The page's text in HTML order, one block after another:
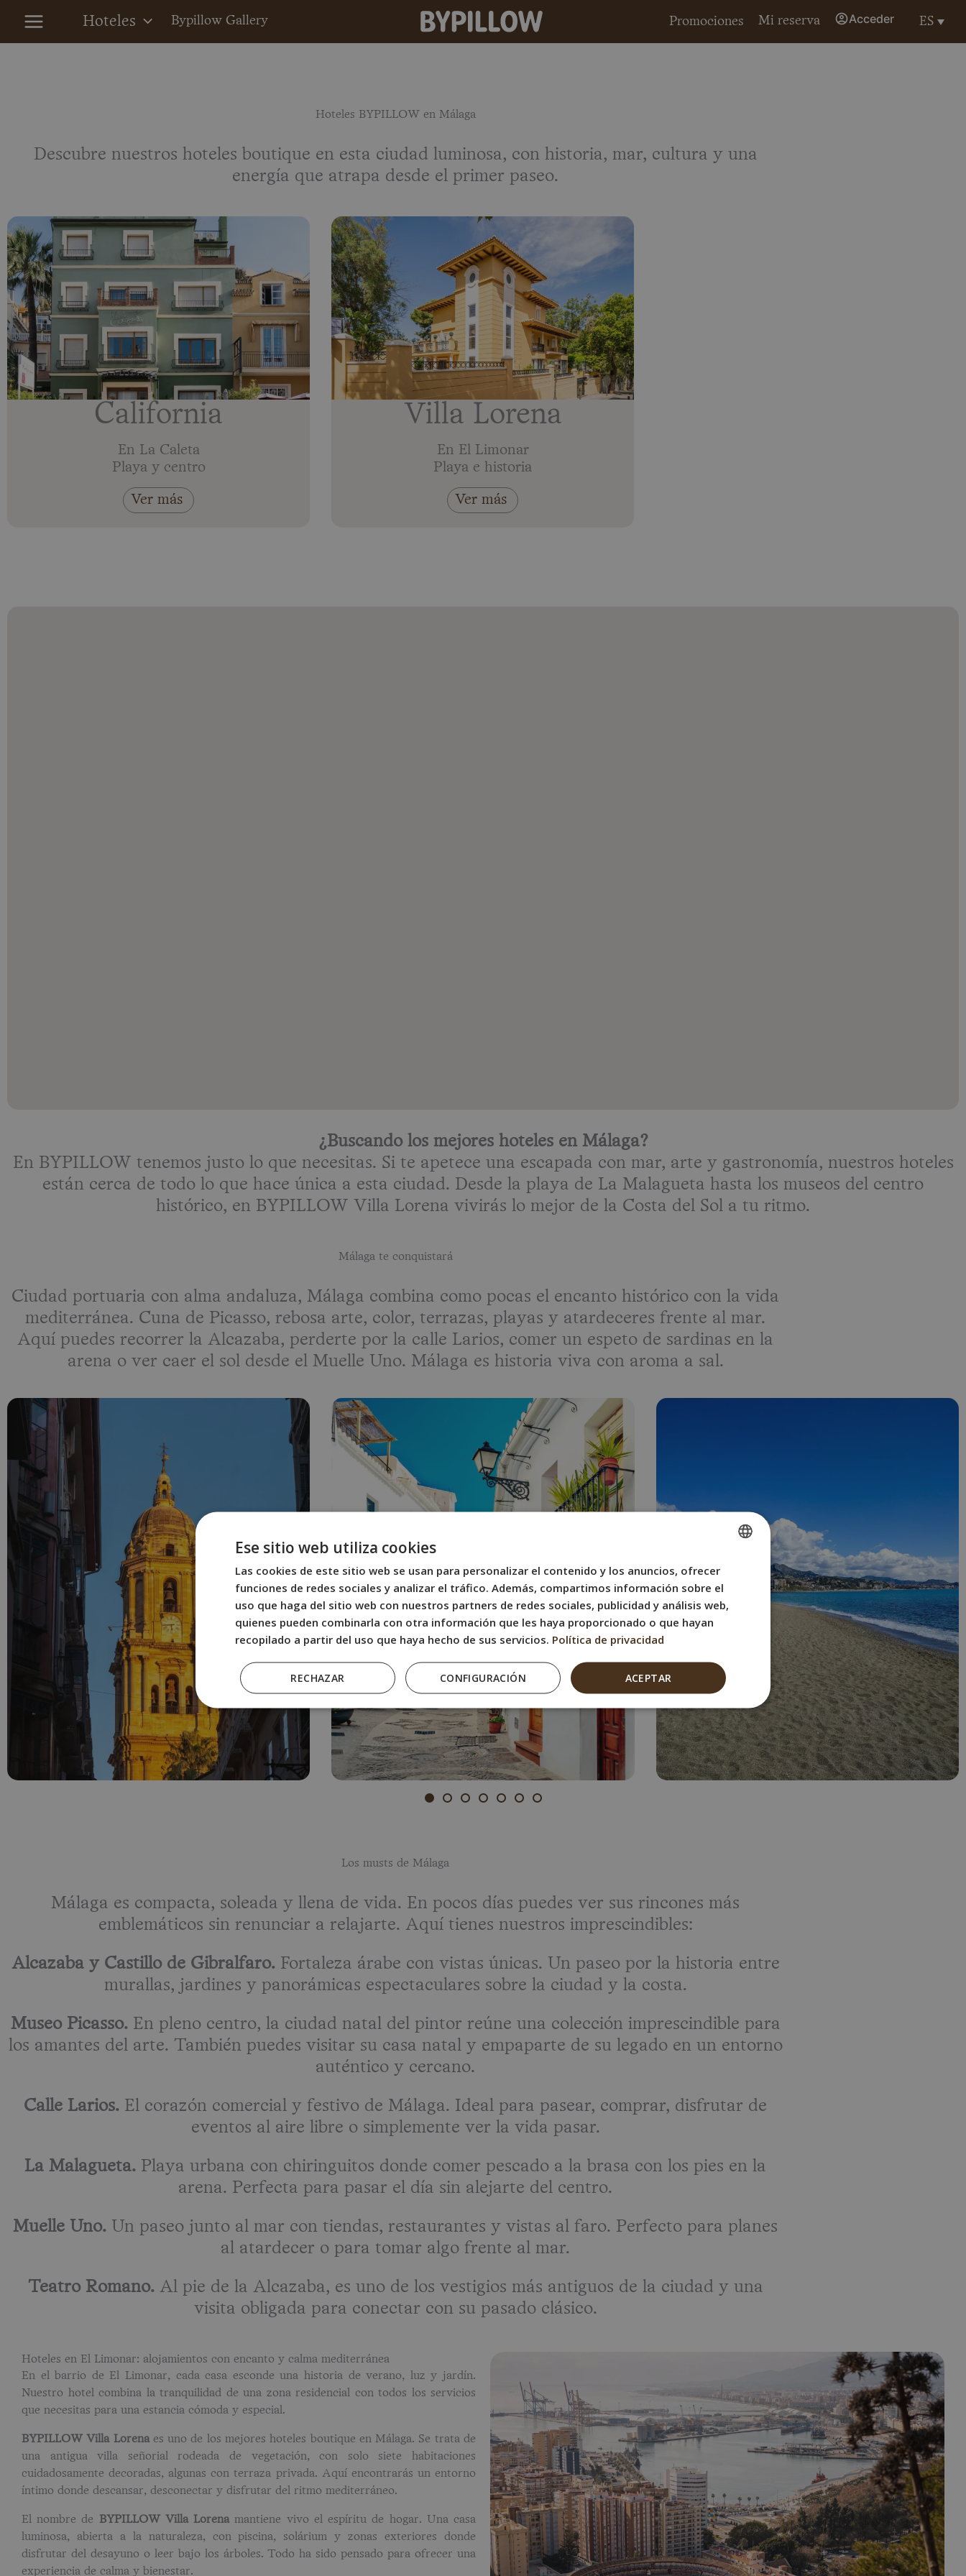
contenido
Hoteles Bypillow Gallery Promociones Mi reserva Acceder ES
Hoteles BYPILLOW en Málaga
Descubre nuestros hoteles boutique en esta ciudad luminosa, con historia, mar, cultura y una
energía que atrapa desde el primer paseo.
California
En La Caleta
Playa y centro
Ver más
Villa Lorena
En El Limonar
Playa e historia
Ver más
¿Buscando los mejores hoteles en Málaga?
En BYPILLOW tenemos justo lo que necesitas. Si te apetece una escapada con mar, arte y gastronomía, nuestros hoteles
están cerca de todo lo que hace única a esta ciudad. Desde la playa de La Malagueta hasta los museos del centro
histórico, en BYPILLOW Villa Lorena vivirás lo mejor de la Costa del Sol a tu ritmo.
Málaga te conquistará
Ciudad portuaria con alma andaluza, Málaga combina como pocas el encanto histórico con la vida
mediterránea. Cuna de Picasso, rebosa arte, color, terrazas, playas y atardeceres frente al mar.
Aquí puedes recorrer la Alcazaba, perderte por la calle Larios, comer un espeto de sardinas en la
arena o ver caer el sol desde el Muelle Uno. Málaga es historia viva con aroma a sal.
Los musts de Málaga
Málaga es compacta, soleada y llena de vida. En pocos días puedes ver sus rincones más
emblemáticos sin renunciar a relajarte. Aquí tienes nuestros imprescindibles:
Alcazaba y Castillo de Gibralfaro.Fortaleza árabe con vistas únicas. Un paseo por la historia entre
murallas, jardines y panorámicas espectaculares sobre la ciudad y la costa.
Museo Picasso.En pleno centro, la ciudad natal del pintor reúne una colección imprescindible para
los amantes del arte. También puedes visitar su casa natal y empaparte de su legado en un entorno
auténtico y cercano.
Calle Larios. El corazón comercial y festivo de Málaga. Ideal para pasear, comprar, disfrutar de
eventos al aire libre o simplemente ver la vida pasar.
La Malagueta. Playa urbana con chiringuitos donde comer pescado a la brasa con los pies en la
arena. Perfecta para pasar el día sin alejarte del centro.
Muelle Uno. Un paseo junto al mar con tiendas, restaurantes y vistas al faro. Perfecto para planes
al atardecer o para tomar algo frente al mar.
Teatro Romano.Al pie de la Alcazaba, es uno de los vestigios más antiguos de la ciudad y una
visita obligada para conectar con su pasado clásico.
Hoteles en El Limonar: alojamientos con encanto y calma mediterránea
En el barrio de El Limonar, cada casa esconde una historia de verano, luz y jardín.
Nuestro hotel combina la tranquilidad de una zona residencial con todos los servicios
que necesitas para una estancia cómoda y especial.
BYPILLOW Villa Lorenaes uno de los mejores hoteles boutique en Málaga. Se trata de
una antigua villa señorial rodeada de vegetación, con solo siete habitaciones
cuidadosamente decoradas, algunas con terraza privada. Aquí encontrarás un entorno
íntimo donde descansar, desconectar y disfrutar del ritmo mediterráneo.
El nombre de BYPILLOW Villa Lorenamantiene vivo el espíritu de hogar. Una casa
luminosa, abierta a la naturaleza, con piscina, solárium y zonas exteriores donde
disfrutar del desayuno o leer bajo los árboles. Todo ha sido pensado para ofrecer una
experiencia de calma y bienestar.
SPANISH
ENGLISH
GERMAN
Ese sitio web utiliza cookies
Las cookies de este sitio web se usan para personalizar el contenido y los anuncios, ofrecer
funciones de redes sociales y analizar el tráfico. Además, compartimos información sobre el
uso que haga del sitio web con nuestros partners de redes sociales, publicidad y análisis web,
quienes pueden combinarla con otra información que les haya proporcionado o que hayan
recopilado a partir del uso que haya hecho de sus servicios. Política de privacidad
ACEPTAR
RECHAZAR CONFIGURACIÓN